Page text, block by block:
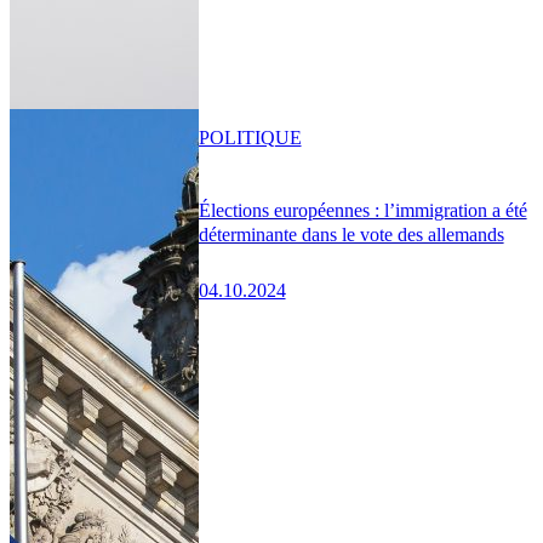
Élections européennes : l’immigration a été
déterminante dans le vote des allemands
04.10.2024
POLITIQUE